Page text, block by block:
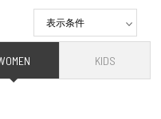
表示条件
KIDS